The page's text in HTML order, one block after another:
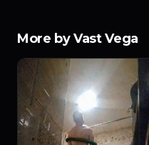
More by Vast Vega